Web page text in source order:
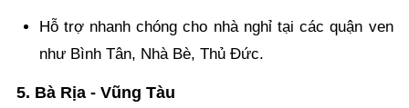
Hỗ trợ nhanh chóng cho nhà nghỉ tại các quận ven
như Bình Tân, Nhà Bè, Thủ Đức.
5. Bà Rịa - Vũng Tàu